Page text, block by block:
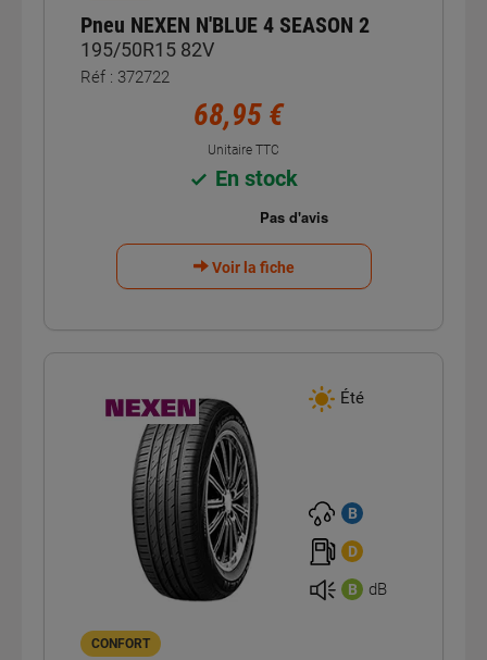
Pneu NEXEN N'BLUE 4 SEASON 2
195/50R15 82V
Réf : 372722
68,95 €
Unitaire TTC
En stock
Voir la fiche
Été
B
D
B dB
CONFORT